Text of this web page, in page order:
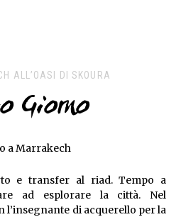
ALL’OASI DI SKOURA
Giorno
a Marrakech
e transfer al riad. Tempo a
ad esplorare la città. Nel
di acquerello per la